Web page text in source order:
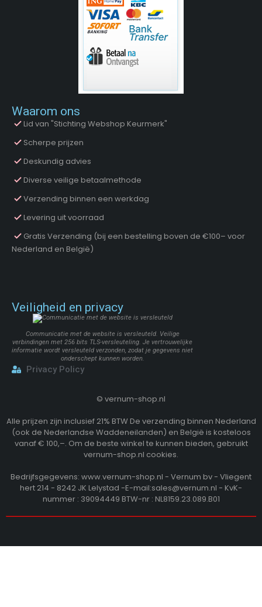
Waarom ons
Lid van "Stichting Webshop Keurmerk"
Scherpe prijzen
Deskundig advies
Diverse veilige betaalmethode
Verzending binnen een werkdag
Levering uit voorraad
Gratis Verzending (bij een bestelling boven de €100– voor
Nederland en België)
Veiligheid en privacy
Communicatie met de website is versleuteld. Veilige
verbindingen met 256 bits TLS-versleuteling. Je vertrouwelijke
informatie wordt versleuteld verzonden, zodat je gegevens niet
onderschept kunnen worden.
Privacy Policy
© vernum-shop.nl
Alle prijzen zijn inclusief 21% BTW De verzending binnen Nederland
(ook de Nederlandse Waddeneilanden) en België is kosteloos
vanaf € 100,–. Om de beste winkel te kunnen bieden, gebruikt
vernum-shop.nl cookies.
Bedrijfsgegevens: www.vernum-shop.nl - Vernum bv - Vliegent
hert 214 - 8242 JK Lelystad -E-mail:sales@vernum.nl - KvK-
nummer : 39094449 BTW-nr : NL8159.23.089.B01